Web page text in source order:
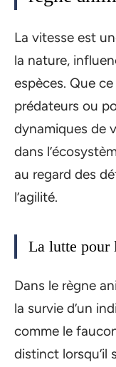
La vitesse est
la nature,
espèces. Que
prédateurs ou
dynamiques de
dans
au regard des
l’agilité.
La lutte pour
Dans le règne
la survie d’un
comme le
distinct lorsqu’il